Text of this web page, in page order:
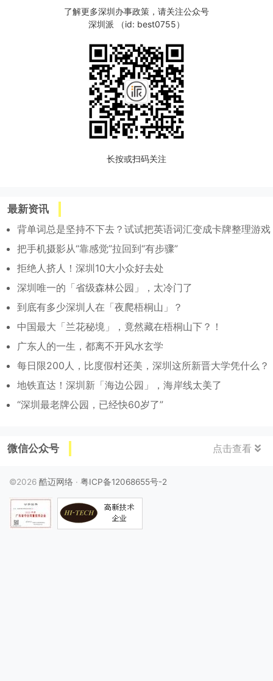
了解更多深圳办事政策，请关注公众号
深圳派 （id: best0755）
长按或扫码关注
最新资讯
背单词总是坚持不下去？试试把英语词汇变成卡牌整理游戏
把手机摄影从“靠感觉”拉回到“有步骤”
拒绝人挤人！深圳10大小众好去处
深圳唯一的「省级森林公园」，太冷门了
到底有多少深圳人在「夜爬梧桐山」？
中国最大「兰花秘境」，竟然藏在梧桐山下？！
广东人的一生，都离不开风水玄学
每日限200人，比度假村还美，深圳这所新晋大学凭什么？
地铁直达！深圳新「海边公园」，海岸线太美了
“深圳最老牌公园，已经快60岁了”
微信公众号 点击查看
©2026 酷迈网络 · 粤ICP备12068655号-2